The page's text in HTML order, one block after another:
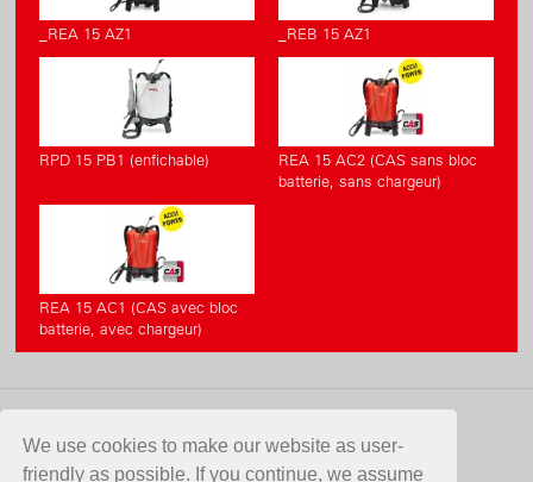
We use cookies to make our website as user-
friendly as possible. If you continue, we assume
_REA 15 AZ1 _REB 15 AZ1
RPD 15 PB1 (enfichable)
REA 15 AC2 (CAS sans bloc
batterie, sans chargeur)
REA 15 AC1 (CAS avec bloc
batterie, avec chargeur)
CONTACT